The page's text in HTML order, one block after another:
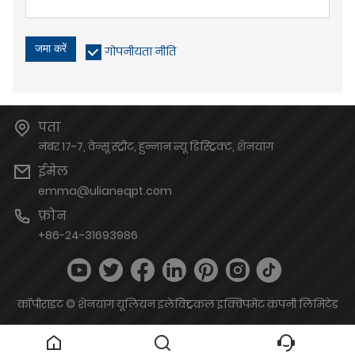
जमा करें गोपनीयता नीति
पता
नंबर 17-7, वेन्सू स्ट्रीट, हुन्नान न्यू डिस्ट्रिक्ट, शेनयांग
ईमेल
emma@ulianeqpt.com
फ़ोन
+86-24-31693986
कॉपीराइट © शेनयांग यूलियन इलेक्ट्रिकल इक्विपमेंट कंपनी लिमिटेड